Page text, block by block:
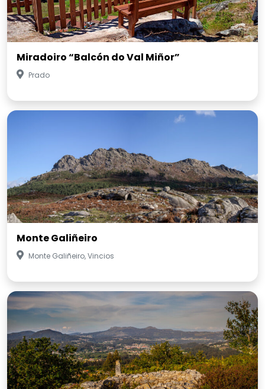
Miradoiro “Balcón do Val Miñor”
Prado
Monte Galiñeiro
Monte Galiñeiro, Vincios